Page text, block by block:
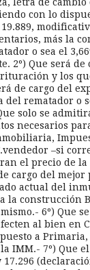
letra de cambio
con lo
19.889,
más la
o sea el
2º) Que será
y los
de cargo del
del rematador o
solo se
necesarios
–si
el precio de la
cargo del mejor
actual del
la construcción
6º) Que
al bien en
a
IMM.- 7º) Que
17.296